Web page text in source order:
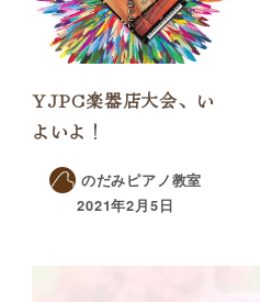
YJPC楽器店大会、い
よいよ！
のだみピアノ教室
2021年2月5日